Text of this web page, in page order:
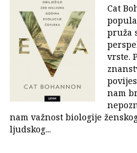
Cat
pruža
vrste.
nam
nam važnost biologije
ljudskog...